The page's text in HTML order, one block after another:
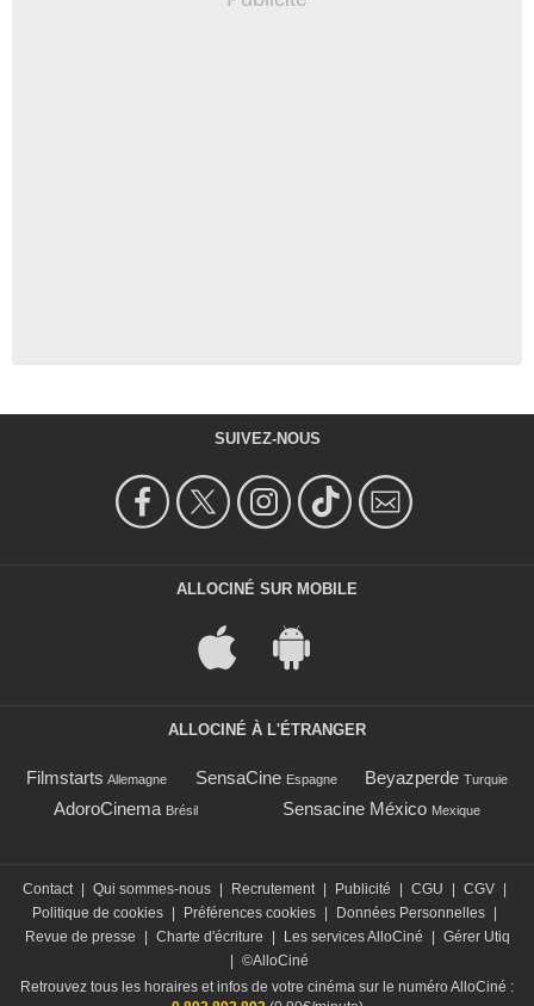
SUIVEZ-NOUS
ALLOCINÉ SUR MOBILE
ALLOCINÉ À L'ÉTRANGER
Filmstarts Allemagne SensaCine Espagne Beyazperde Turquie
AdoroCinema Brésil Sensacine México Mexique
Contact | Qui sommes-nous | Recrutement | Publicité | CGU | CGV |
Politique de cookies | Préférences cookies | Données Personnelles |
Revue de presse
| Charte d'écriture | Les services AlloCiné | Gérer Utiq
| ©AlloCiné
Retrouvez tous les horaires et infos de votre cinéma sur le numéro AlloCiné :